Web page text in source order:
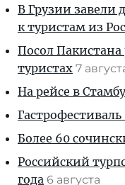
В Грузии завели
к туристам из
Посол Пакистана
туристах 7
На рейсе в
Более 60
Российский
года 6 августа